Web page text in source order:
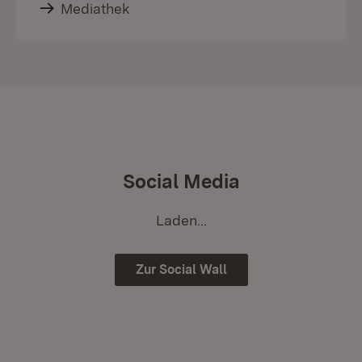
Mediathek
Social Media
Laden...
Zur Social Wall